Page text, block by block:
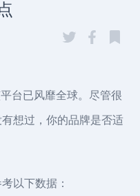
台已风靡全球。尽管很
想过，你的品牌是否适
以下数据：